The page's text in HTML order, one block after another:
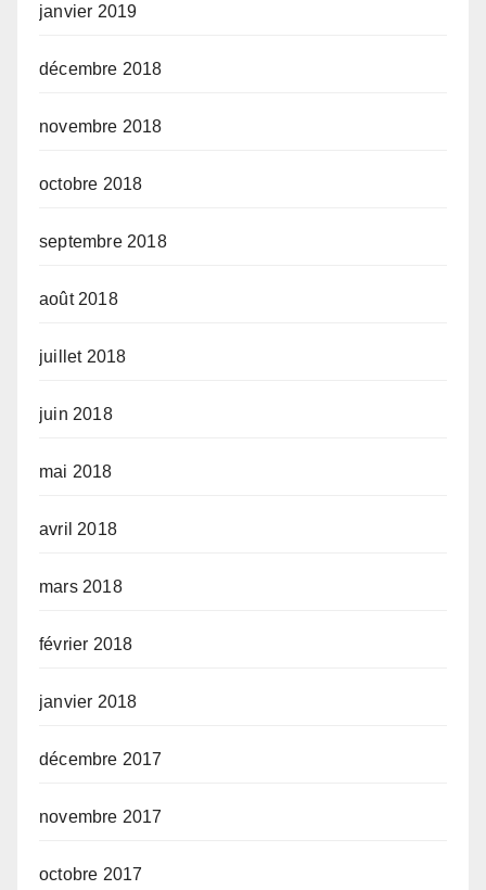
janvier 2019
décembre 2018
novembre 2018
octobre 2018
septembre 2018
août 2018
juillet 2018
juin 2018
mai 2018
avril 2018
mars 2018
février 2018
janvier 2018
décembre 2017
novembre 2017
octobre 2017